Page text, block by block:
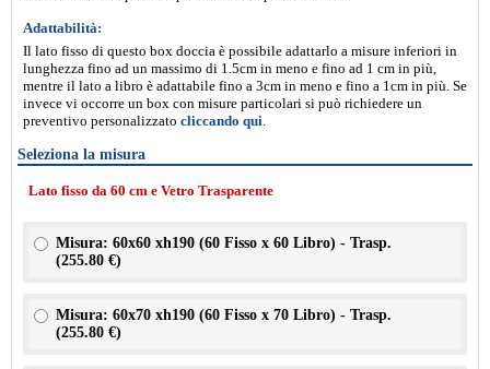
Adattabilità:
Il lato fisso di questo box doccia è possibile adattarlo a misure inferiori in
lunghezza fino ad un massimo di 1.5cm in meno e fino ad 1 cm in più,
mentre il lato a libro è adattabile fino a 3cm in meno e fino a 1cm in più. Se
invece vi occorre un box con misure particolari si può richiedere un
preventivo personalizzato cliccando qui
Seleziona la misura
Lato fisso da 60 cm e Vetro Trasparente
Misura: 60x60 xh190 (60 Fisso x 60 Libro) - Trasp.
(255.80 €)
Misura: 60x70 xh190 (60 Fisso x 70 Libro) - Trasp.
(255.80 €)